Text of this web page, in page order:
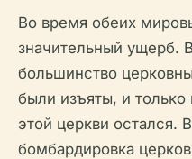
Во время обеих
значительный ущерб.
большинство
были изъяты, и только
этой церкви остался.
бомбардировка